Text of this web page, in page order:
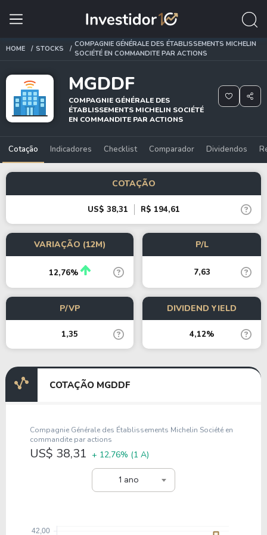
HOME STOCKS
COMPAGNIE GÉNÉRALE DES ÉTABLISSEMENTS MICHELIN
SOCIÉTÉ EN COMMANDITE PAR ACTIONS
MGDDF
COMPAGNIE GÉNÉRALE DES
ÉTABLISSEMENTS MICHELIN SOCIÉTÉ
EN COMMANDITE PAR ACTIONS
Cotação Indicadores Checklist Comparador Dividendos
COTAÇÃO
US$ 38,31 R$ 194,61
VARIAÇÃO (12M)
12,76%
P/L
7,63
P/VP
1,35
DIVIDEND YIELD
4,12%
COTAÇÃO MGDDF
1 ano
Compagnie Générale des Établissements Michelin Société en
commandite par actions
US$ 38,31 + 12,76% (1 A)